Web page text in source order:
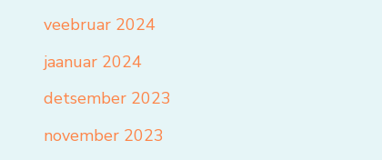
veebruar 2024
jaanuar 2024
detsember 2023
november 2023